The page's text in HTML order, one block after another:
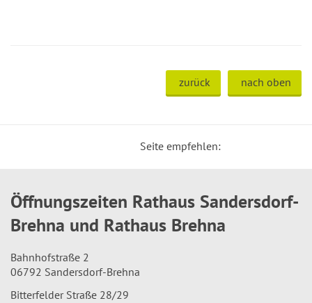
zurück nach oben
Seite empfehlen:
Öffnungszeiten Rathaus Sandersdorf-
Brehna und Rathaus Brehna
Bahnhofstraße 2
06792 Sandersdorf-Brehna
Bitterfelder Straße 28/29